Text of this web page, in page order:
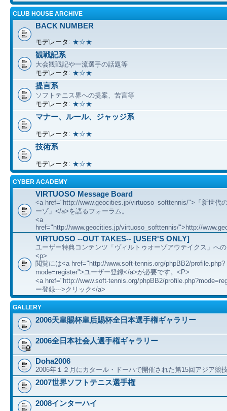
CLUB HOUSE ARCHIVE
BACK NUMBER
モデレータ: ★☆★
観戦記系
大会観戦記や一流選手の話題等
モデレータ: ★☆★
提言系
ソフトテニス界への提案、苦言等
モデレータ: ★☆★
マナー、ルール、ジャッジ系
モデレータ: ★☆★
技術系
モデレータ: ★☆★
CYBER ACADEMY
VIRTUOSO Message Board
<a href="http://www.geocities.jp/virtuoso_softtennis/">「新世代
ーゾ」</a>を語るフォーラム。
<a
href="http://www.geocities.jp/virtuoso_softtennis/">http://
VIRTUOSO --OUT TAKES-- [USER'S ONLY]
ユーザー特典コンテンツ「ヴィルトゥオーゾアウテイクス」へ
<p>
閲覧には<a href="http://www.soft-tennis.org/phpBB2/profile.php?
mode=register">ユーザー登録</a>が必要です。<P>
<a href="http://www.soft-tennis.org/phpBB2/
ー登録--->クリック</a>
GALLERY
2006天皇賜杯皇后賜杯全日本選手権ギャラリー
2006全日本社会人選手権ギャラリー
Doha2006
2006年１２月にカタール・ドーハで開催された第15回アジア競
2007世界ソフトテニス選手権
2008インターハイ